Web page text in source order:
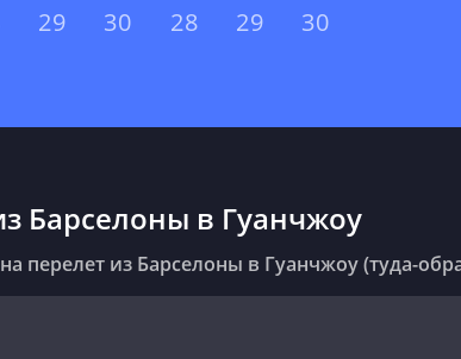
29
30
28
29 30
Барселоны в Гуанчжоу
перелет из Барселоны в Гуанчжоу (туда-